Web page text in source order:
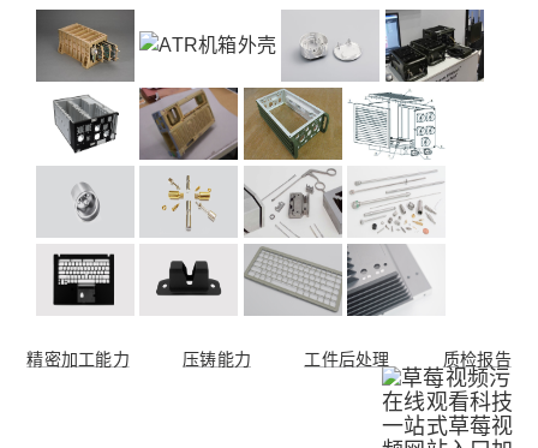
精密加工能力 压铸能力 工件后处理 质检报告